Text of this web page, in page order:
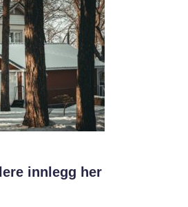
innlegg her